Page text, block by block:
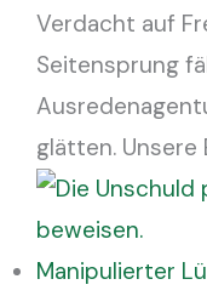
Verdacht auf
Seitensprung
glätten.
Manipulierter